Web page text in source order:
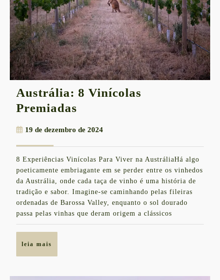
Austrália: 8 Vinícolas
Premiadas
Vinícolas
Premiadas
19 de dezembro de 202419
de
2024
8 Experiências Vinícolas Para Viver na AustráliaHá algo
poeticamente embriagante em se perder entre os vinhedos
da Austrália, onde cada taça de vinho é uma história de
tradição e sabor. Imagine-se caminhando pelas fileiras
ordenadas de Barossa Valley, enquanto o sol dourado
passa pelas vinhas que deram origem a clássicos
leia mais